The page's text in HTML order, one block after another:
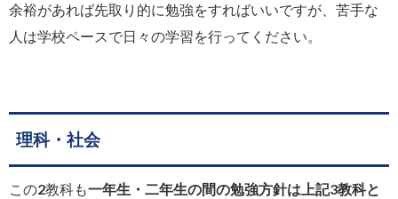
余裕があれば先取り的に勉強をすればいいですが、苦手な
人は学校ペースで日々の学習を行ってください。
理科・社会
この2教科も一年生・二年生の間の勉強方針は上記3教科と